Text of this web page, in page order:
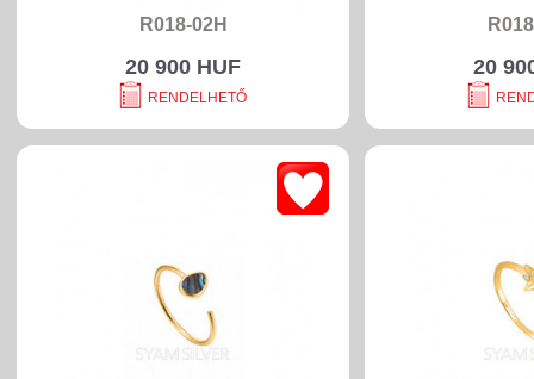
R018-02H
20 900 HUF
RENDELHETŐ
20